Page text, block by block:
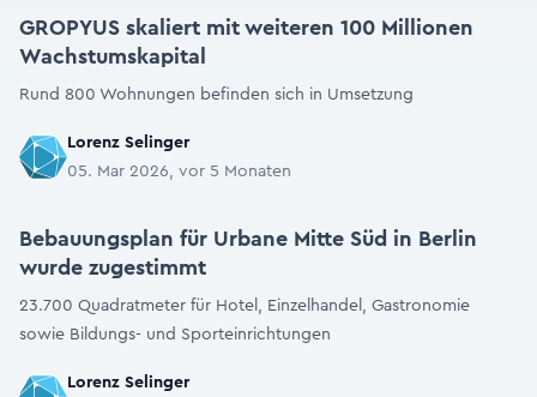
GROPYUS skaliert mit weiteren 100 Millionen
Wachstumskapital
Rund 800 Wohnungen befinden sich in Umsetzung
Lorenz Selinger
05. Mar 2026, vor 5 Monaten
Bebauungsplan für Urbane Mitte Süd in Berlin
wurde zugestimmt
23.700 Quadratmeter für Hotel, Einzelhandel, Gastronomie
sowie Bildungs- und Sporteinrichtungen
Lorenz Selinger